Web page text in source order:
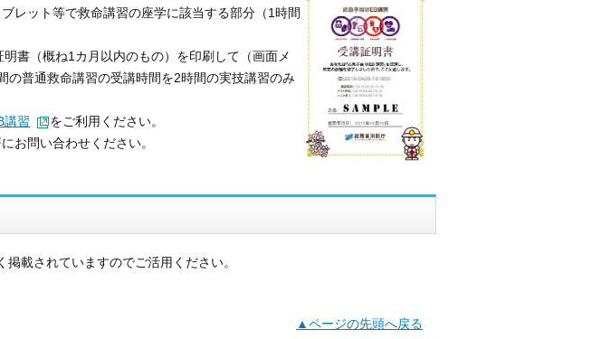
レット等で救命講習の座学に該当する部分（1時間
書（概ね1カ月以内のもの）を印刷して（画面メ
の普通救命講習の受講時間を2時間の実技講習のみ
講習
をご利用ください。
お問い合わせください。
掲載されていますのでご活用ください。
▲ページの先頭へ戻る